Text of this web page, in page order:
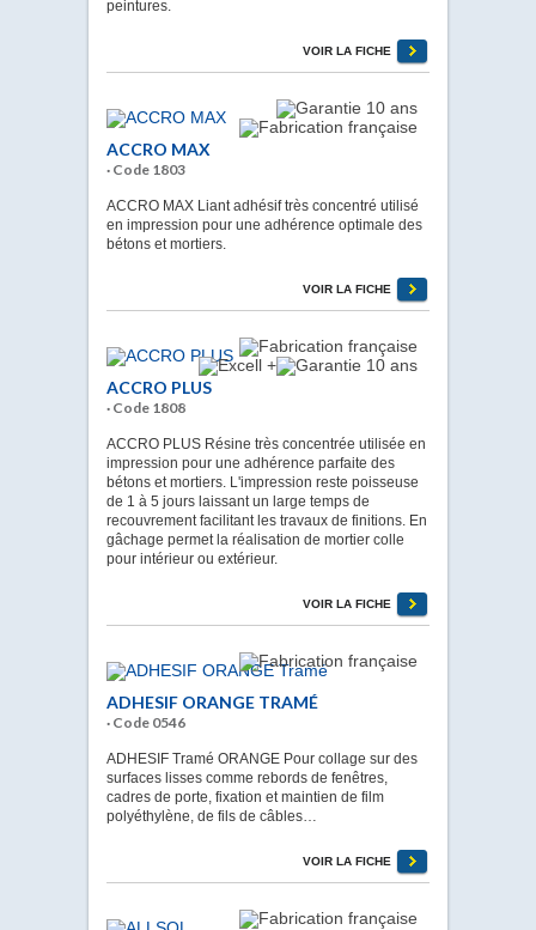
peintures.
VOIR LA FICHE
ACCRO MAX
· Code 1803
ACCRO MAX Liant adhésif très concentré utilisé
en impression pour une adhérence optimale des
bétons et mortiers.
VOIR LA FICHE
ACCRO PLUS
· Code 1808
ACCRO PLUS Résine très concentrée utilisée en
impression pour une adhérence parfaite des
bétons et mortiers. L'impression reste poisseuse
de 1 à 5 jours laissant un large temps de
recouvrement facilitant les travaux de finitions. En
gâchage permet la réalisation de mortier colle
pour intérieur ou extérieur.
VOIR LA FICHE
ADHESIF ORANGE TRAMÉ
· Code 0546
ADHESIF Tramé ORANGE Pour collage sur des
surfaces lisses comme rebords de fenêtres,
cadres de porte, fixation et maintien de film
polyéthylène, de fils de câbles…
VOIR LA FICHE